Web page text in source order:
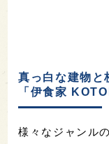
真っ白な建物と
「伊食家
様々なジャンル